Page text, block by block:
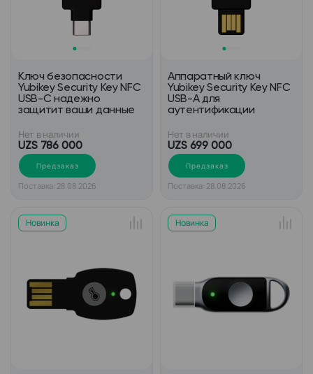
Ключ безопасности
Yubikey Security Key NFC
USB-C надежно
защитит ваши данные
Нет в наличии
UZS 786 000
Предзаказ
Поставка: 28.08.2026
Аппаратный ключ
Yubikey Security Key NFC
USB-А для
аутентификации
Нет в наличии
UZS 699 000
Предзаказ
Поставка: 28.08.2026
Новинка Новинка